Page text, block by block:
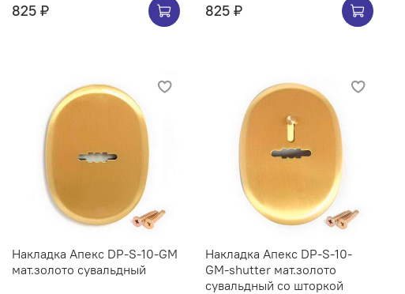
825 ₽ 825 ₽
Накладка Апекс DP-S-10-GM
мат.золото сувальдный
Накладка Апекс DP-S-10-
GM-shutter мат.золото
сувальдный со шторкой